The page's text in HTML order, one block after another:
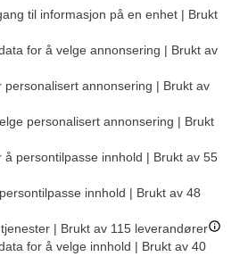
til informasjon på en enhet | Brukt
for å velge annonsering | Brukt av
personalisert annonsering | Brukt av
personalisert annonsering | Brukt
persontilpasse innhold | Brukt av 55
innhold | Brukt av 48
| Brukt av 115 leverandører
for å velge innhold | Brukt av 40